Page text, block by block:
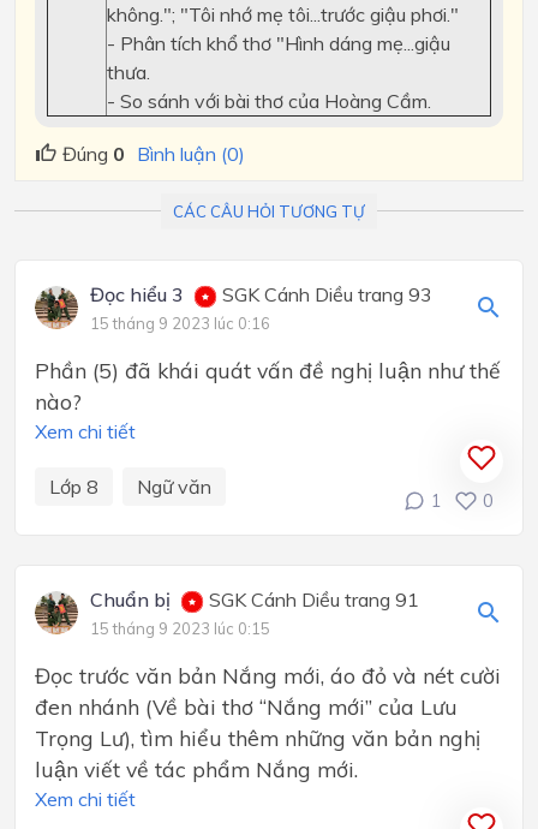
không."; "Tôi nhớ mẹ tôi...trước giậu phơi."
- Phân tích khổ thơ "Hình dáng mẹ...giậu
thưa.
- So sánh với bài thơ của Hoàng Cầm.
Đúng 0 Bình luận (0)
CÁC CÂU HỎI TƯƠNG TỰ
Đọc hiểu 3 SGK Cánh Diều trang 93
15 tháng 9 2023 lúc 0:16
Phần (5) đã khái quát vấn đề nghị luận như thế
nào?
Xem chi tiết
Lớp 8 Ngữ văn
1 0
Chuẩn bị SGK Cánh Diều trang 91
15 tháng 9 2023 lúc 0:15
Đọc trước văn bản Nắng mới, áo đỏ và nét cười
đen nhánh (Về bài thơ “Nắng mới” của Lưu
Trọng Lư), tìm hiểu thêm những văn bản nghị
luận viết về tác phẩm Nắng mới.
Xem chi tiết